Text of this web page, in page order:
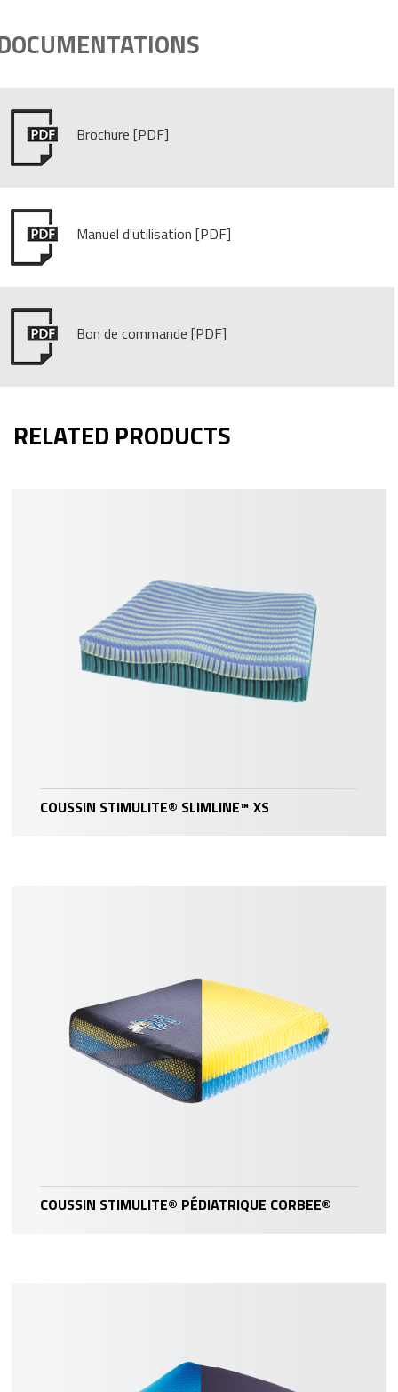
Brochure
Manuel d'utilisation
Bon de commande
RELATED PRODUCTS
COUSSIN STIMULITE® SLIMLINE™ XS
COUSSIN STIMULITE® PÉDIATRIQUE CORBEE®